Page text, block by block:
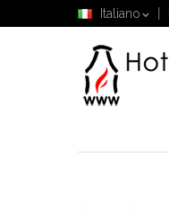
Italiano